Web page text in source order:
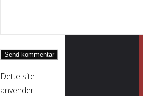
Dette site
anvender